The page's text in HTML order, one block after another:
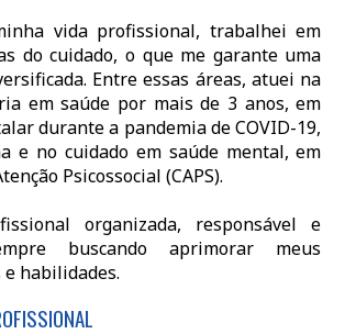
vida profissional, trabalhei em
do cuidado, o que me garante uma
Entre essas áreas, atuei na
em saúde por mais de 3 anos, em
durante a pandemia de COVID-19,
e no cuidado em saúde mental, em
Psicossocial (CAPS).
organizada, responsável e
buscando aprimorar meus
habilidades.